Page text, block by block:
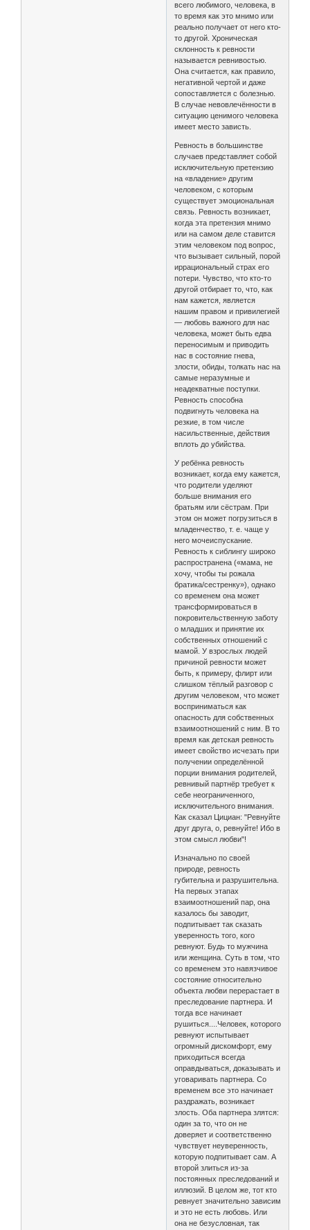
всего любимого, человека, в
то время как это мнимо или
реально получает от него кто-
то другой. Хроническая
склонность к ревности
называется ревнивостью.
Она считается, как правило,
негативной чертой и даже
сопоставляется с болезнью.
В случае невовлечённости в
ситуацию ценимого человека
имеет место зависть.
Ревность в большинстве
случаев представляет собой
исключительную претензию
на «владение» другим
человеком, с которым
существует эмоциональная
связь. Ревность возникает,
когда эта претензия мнимо
или на самом деле ставится
этим человеком под вопрос,
что вызывает сильный, порой
иррациональный страх его
потери. Чувство, что кто-то
другой отбирает то, что, как
нам кажется, является
нашим правом и привилегией
— любовь важного для нас
человека, может быть едва
переносимым и приводить
нас в состояние гнева,
злости, обиды, толкать нас на
самые неразумные и
неадекватные поступки.
Ревность способна
подвигнуть человека на
резкие, в том числе
насильственные, действия
вплоть до убийства.
У ребёнка ревность
возникает, когда ему кажется,
что родители уделяют
больше внимания его
братьям или сёстрам. При
этом он может погрузиться в
младенчество, т. е. чаще у
него мочеиспускание.
Ревность к сиблингу широко
распространена («мама, не
хочу, чтобы ты рожала
братика/сестренку»), однако
со временем она может
трансформироваться в
покровительственную заботу
о младших и принятие их
собственных отношений с
мамой. У взрослых людей
причиной ревности может
быть, к примеру, флирт или
слишком тёплый разговор с
другим человеком, что может
восприниматься как
опасность для собственных
взаимоотношений с ним. В то
время как детская ревность
имеет свойство исчезать при
получении определённой
порции внимания родителей,
ревнивый партнёр требует к
себе неограниченного,
исключительного внимания.
Как сказал Цициан: "Ревнуйте
друг друга, о, ревнуйте! Ибо в
этом смысл любви"!
Изначально по своей
природе, ревность
губительна и разрушительна.
На первых этапах
взаимоотношений пар, она
казалось бы заводит,
подпитывает так сказать
уверенность того, кого
ревнуют. Будь то мужчина
или женщина. Суть в том, что
со временем это навязчивое
состояние относительно
объекта любви перерастает в
преследование партнера. И
тогда все начинает
рушиться....Человек, которого
ревнуют испытывает
огромный дискомфорт, ему
приходиться всегда
оправдываться, доказывать и
уговаривать партнера. Со
временем все это начинает
раздражать, возникает
злость. Оба партнера злятся:
один за то, что он не
доверяет и соответственно
чувствует неуверенность,
которую подпитывает сам. А
второй злиться из-за
постоянных преследований и
иллюзий. В целом же, тот кто
ревнует значительно зависим
и это не есть любовь. Или
она не безусловная, так